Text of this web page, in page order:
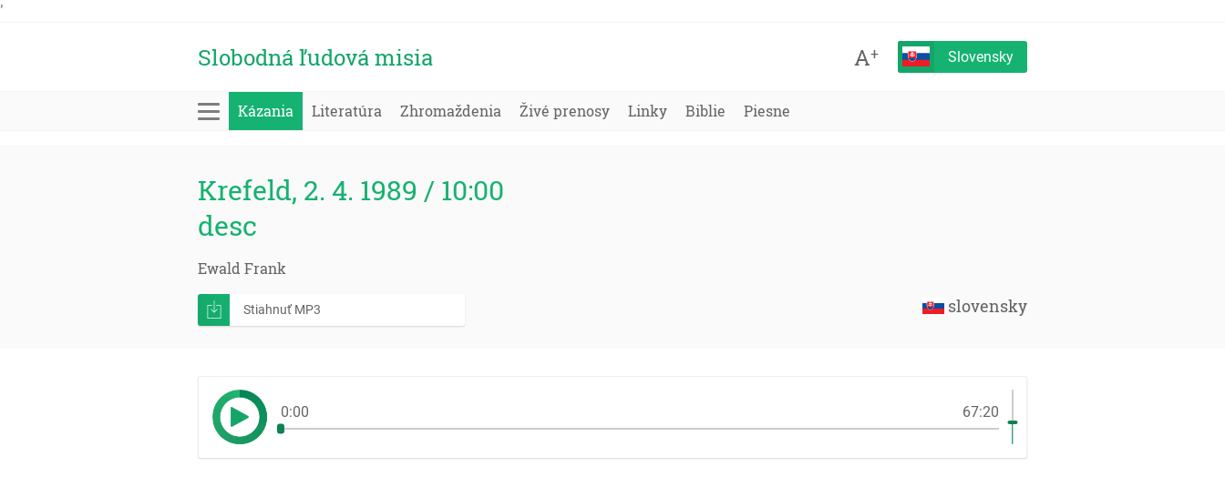
'
Slobodná ľudová misia A+ Slovensky
Kázania Literatúra Zhromaždenia Živé prenosy Linky Biblie Piesne
Krefeld, 2. 4. 1989 / 10:00
desc
Ewald Frank
slovensky
Stiahnuť MP3
0:00 67:20